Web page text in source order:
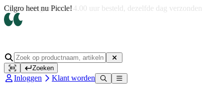
Op werkdagen voor 14.00 uur besteld, dezelfde dag verzonden
Zoeken
Inloggen Klant worden